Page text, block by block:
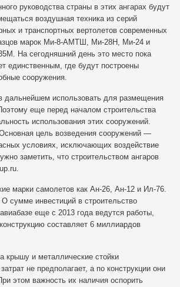
руководства страны в этих ангарах будут
воздушная техника из серий
и транспортных вертолетов современных
марок Ми-8-АМТШ, Ми-28Н, Ми-24 и
На сегодняшний день это место пока
единственным, где будут построены
сооружения.
дальнейшем использовать для размещения
еще перед началом строительства
использования этих сооружений.
цель возведения сооружений —
условиях, исключающих воздействие
заметить, что строительством ангаров
марки самолетов как Ан-26, Ан-12 и Ил-76.
сумме инвестиций в строительство
еще с 2013 года ведутся работы,
составляет 6 миллиардов
крышу и металлические стойки
не предполагает, а по конструкции они
этом важность их наличия оспорить